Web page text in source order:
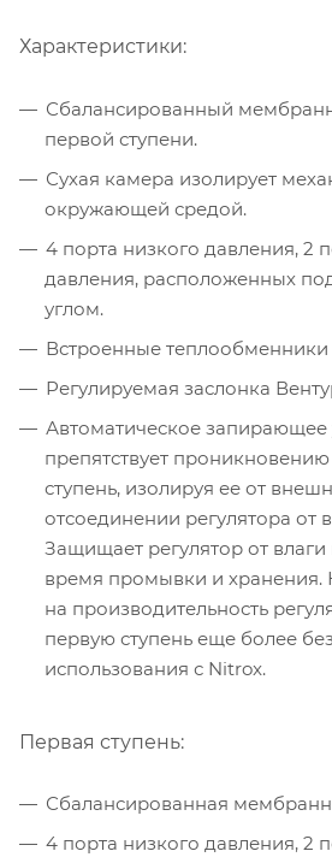
Характеристики:
Сбалансированный
первой ступени.
Сухая камера изолирует
окружающей средой.
4 порта низкого давления, 2
давления, расположенных
углом.
Встроенные теплообменники
Регулируемая заслонка
Автоматическое запирающее
препятствует
ступень, изолируя ее от
отсоединении регулятора от
Защищает регулятор от влаги
время промывки и хранения.
на производительность
первую ступень еще более
использования с Nitrox.
Первая ступень:
Сбалансированная
4 порта низкого давления, 2